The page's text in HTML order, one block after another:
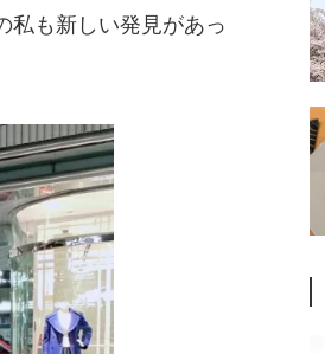
私も新しい発見があっ